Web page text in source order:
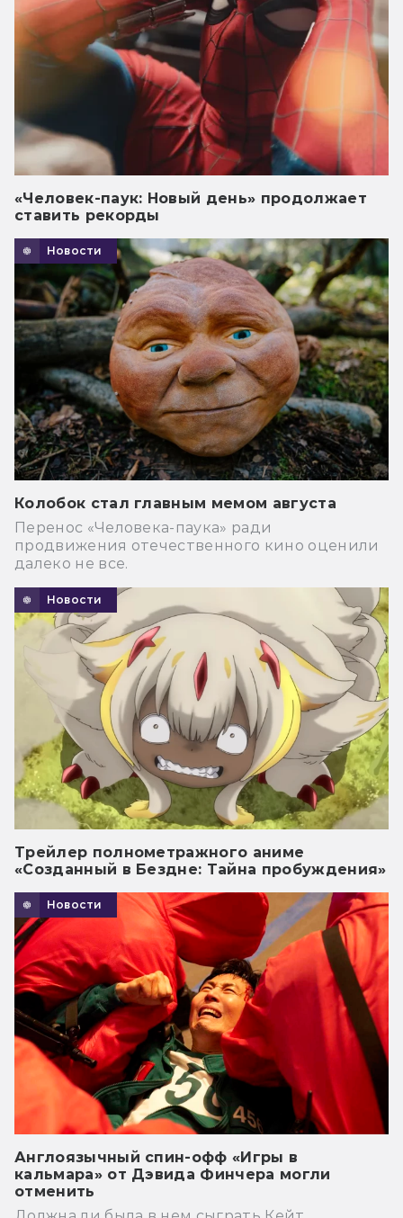
«Человек-паук: Новый день» продолжает
ставить рекорды
Новости
Колобок стал главным мемом августа
Перенос «Человека-паука» ради
продвижения отечественного кино оценили
далеко не все.
Новости
Трейлер полнометражного аниме
«Созданный в Бездне: Тайна пробуждения»
Новости
Англоязычный спин-офф «Игры в
кальмара» от Дэвида Финчера могли
отменить